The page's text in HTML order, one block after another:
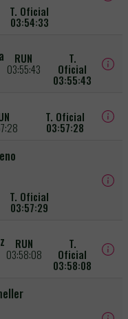
T. Oficial
03:54:33
RUN
03:55:43
T.
Oficial
03:55:43
T. Oficial
03:57:28
T. Oficial
03:57:29
RUN
03:58:08
T.
Oficial
03:58:08